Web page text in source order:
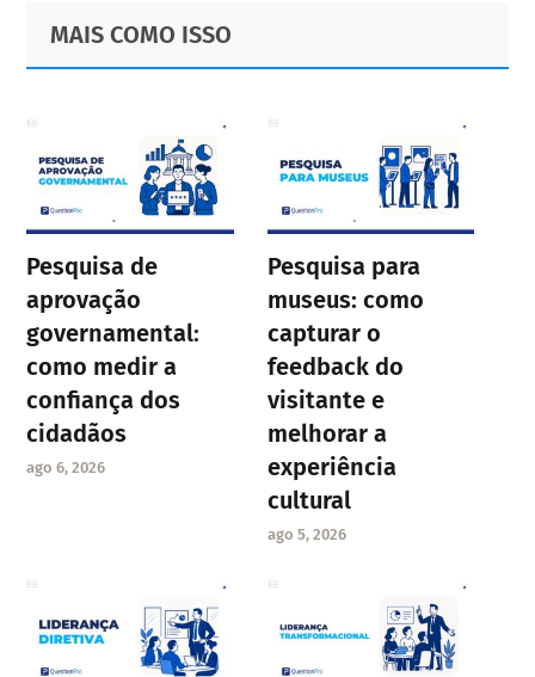
page page page
Primary
Sidebar
Footer
MAIS COMO ISSO
Pesquisa de
aprovação
governamental:
como medir a
confiança dos
cidadãos
ago 6, 2026
Pesquisa para
museus: como
capturar o
feedback do
visitante e
melhorar a
experiência
cultural
ago 5, 2026